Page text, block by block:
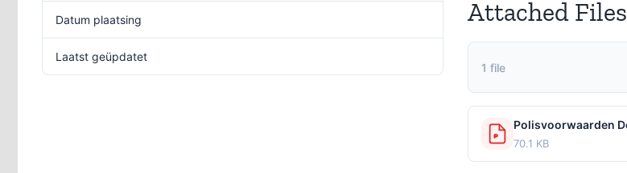
Datum plaatsing
Laatst geüpdatet
Attached Files
1 file
70.1 KB